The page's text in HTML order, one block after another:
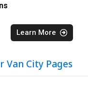
Learn More
Van City Pages